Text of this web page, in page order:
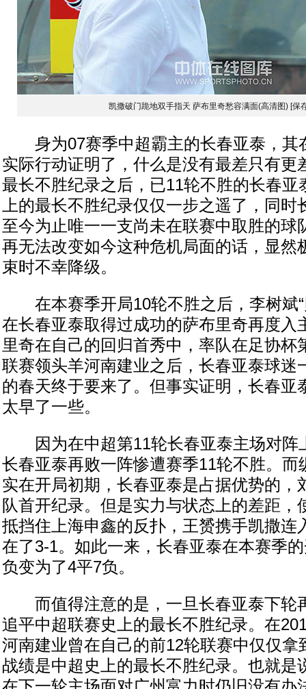
凯撒破门跪地双手指天 萨布里奇愁容满面(高清图) [保
身为07赛季中超霸主的长春亚泰，其
实际行动证明了，什么是没有最差只有更
最长不胜纪录之后，已11轮不胜的长春亚
上的最长不胜纪录仅仅一步之遥了，同时
至今为止唯一一支尚未在联赛中取胜的球
再无法改变如今这种危机局面的话，显然
束时不幸降级。
在本赛季开局10轮不胜之后，李树斌“
在长春亚泰取得过成功的萨布里奇再度入
里奇在自己的回归首秀中，率队在足协杯
联赛领头羊河南建业之后，长春亚泰球迷
的春天终于要来了。但事实证明，长春亚
太早了一些。
因为在中超第11轮长春亚泰主场对阵
长春亚泰再败一阵惨遭赛季11轮不胜。而
实在开局初期，长春亚泰是占据优势的，
队首开纪录。但是实力与状态上的差距，
抵挡住上海申鑫的反扑，王赟携手凯撒连
在了3-1。如此一来，长春亚泰在本赛季
负变为了4平7负。
而值得注意的是，一旦长春亚泰下轮
追平中超联赛史上的最长不胜纪录。在
河南建业曾在自己的前12轮联赛中仅仅拿
战绩是中超史上的最长不胜纪录。也就是